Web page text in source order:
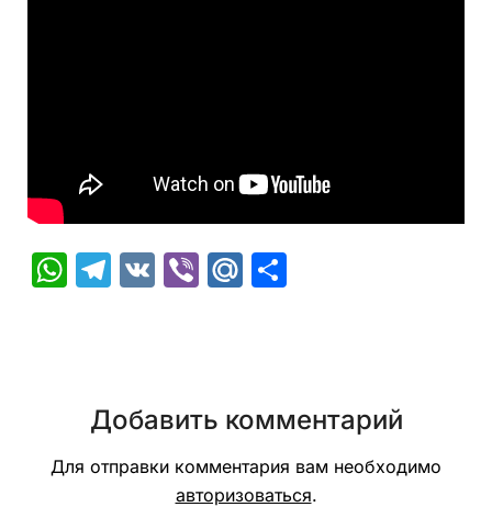
WhatsApp
Telegram
VK ViberMail.Ru
Добавить комментарий
Для отправки комментария вам необходимо
авторизоваться.